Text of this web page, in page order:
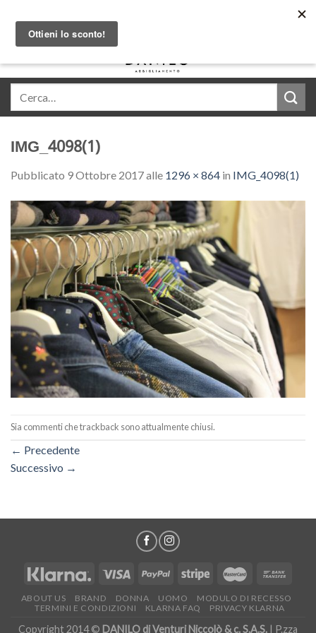
content
IMG_4098(1)
Pubblicato 9 Ottobre 2017alle 1296 × 864 in IMG_4098(1)
Sia commenti che trackback sono attualmente chiusi.
← Precedente
Successivo →
ABOUT US BRAND DONNA UOMO
MODULO DI RECESSO
TERMINI E CONDIZIONI
KLARNA FAQ PRIVACY KLARNA
Copyright 2014 © DANILO di Venturi Niccolò & c. S.A.S. | P.zza